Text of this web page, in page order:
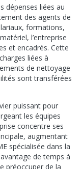
dépenses liées au
des agents de
formations,
l’entreprise
et encadrés. Cette
liées à
de nettoyage
sont transférées
puissant pour
les équipes
concentre ses
augmentant
spécialisée dans la
de temps à
préoccuper de la